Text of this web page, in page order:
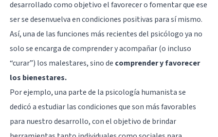
desarrollado como objetivo el favorecer o fomentar que ese
ser se desenvuelva en condiciones positivas para sí mismo.
Así, una de las funciones más recientes del psicólogo ya no
solo se encarga de comprender y acompañar (o incluso
“curar”) los malestares, sino de comprender y favorecer
los bienestares.
Por ejemplo, una parte de la psicología humanista se
dedicó a estudiar las condiciones que son más favorables
para nuestro desarrollo, con el objetivo de brindar